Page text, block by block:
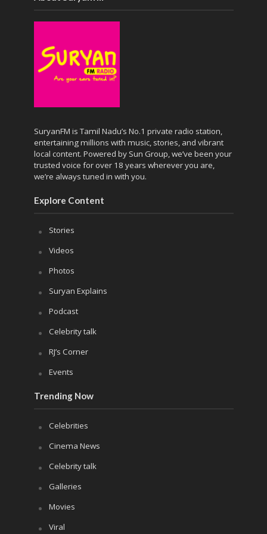
SuryanFM is Tamil Nadu’s No.1 private radio station,
entertaining millions with music, stories, and vibrant
local content. Powered by Sun Group, we’ve been your
trusted voice for over 18 years wherever you are,
we’re always tuned in with you.
Explore Content
Stories
Videos
Photos
Suryan Explains
Podcast
Celebrity talk
RJ’s Corner
Events
Trending Now
Celebrities
Cinema News
Celebrity talk
Galleries
Movies
Viral